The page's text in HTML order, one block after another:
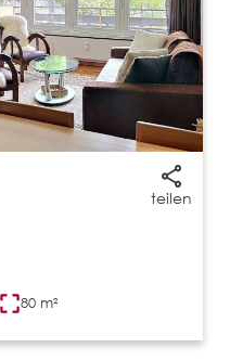
teilen
80 m²